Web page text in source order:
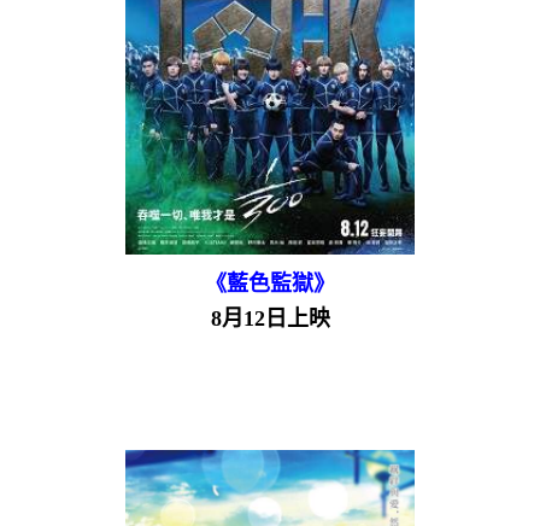
《藍色監獄》
8月12日上映